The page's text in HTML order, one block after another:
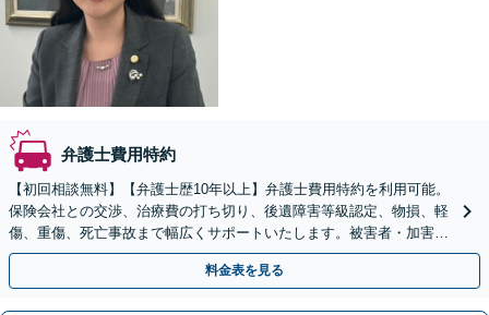
弁護士費用特約
【初回相談無料】【弁護士歴10年以上】弁護士費用特約を利用可能。
保険会社との交渉、治療費の打ち切り、後遺障害等級認定、物損、軽
傷、重傷、死亡事故まで幅広くサポートいたします。被害者・加害者
どちらも対応可能です【日本大通駅3分・関内駅8分】
料金表を見る